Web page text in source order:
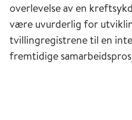
overlevelse av en
være uvurderlig for
tvillingregistrene til en
fremtidige